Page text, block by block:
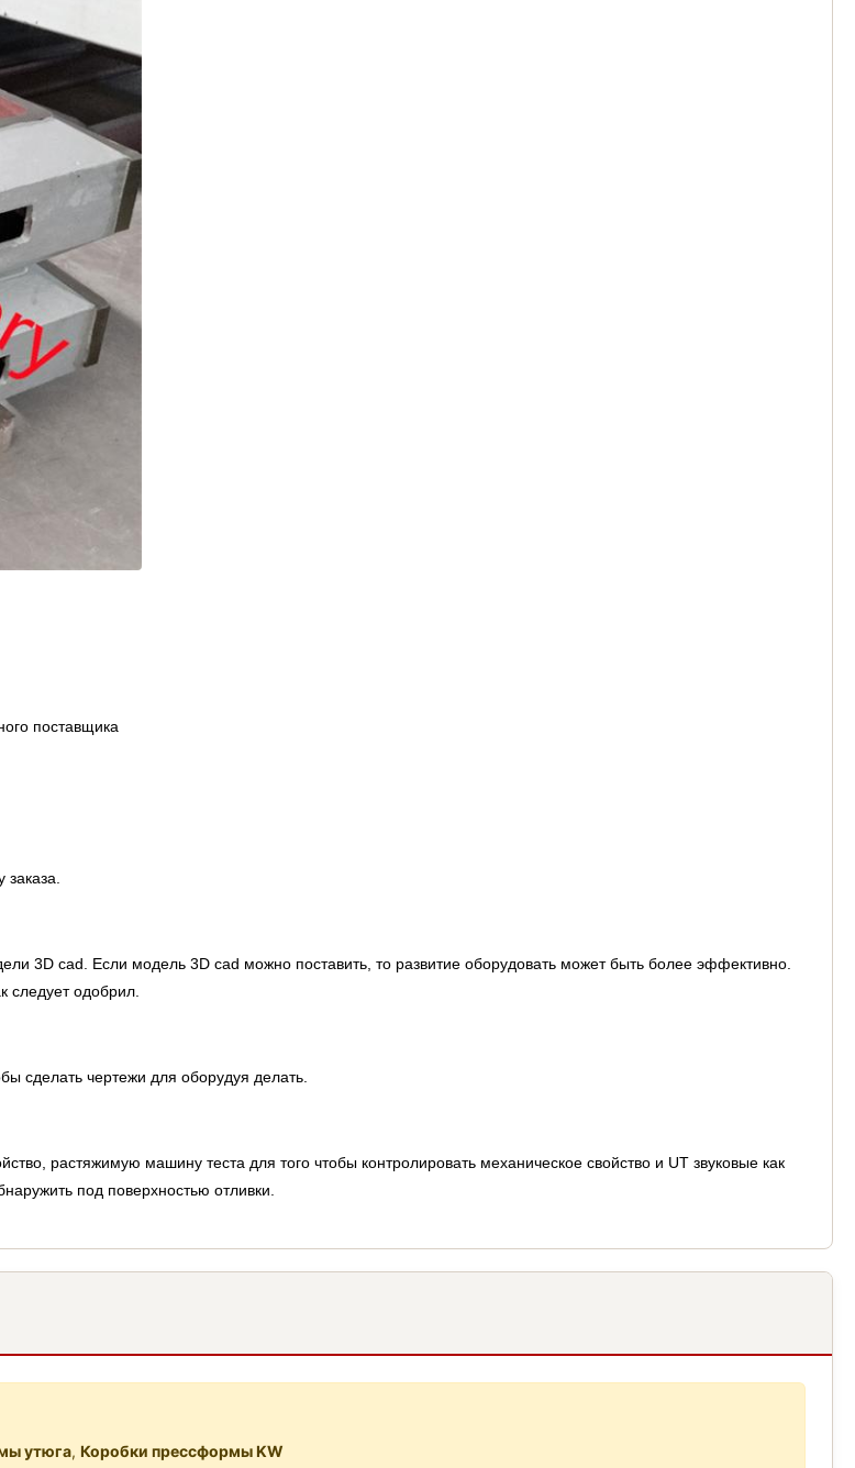
поставщика
3D cad. Если модель 3D cad можно поставить, то развитие оборудовать может быть более эффективно.
следует одобрил.
сделать чертежи для оборудуя делать.
растяжимую машину теста для того чтобы контролировать механическое свойство и UT звуковые как
под поверхностью отливки.
утюга, Коробки прессформы KW